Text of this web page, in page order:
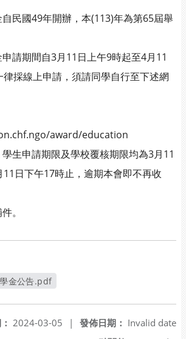
民國49年開辦，本(113)年為第65屆舉
請期間自3月11日上午9時起至4月11
律採線上申請，須請同學自行至下述網
award/education
生申請期限及學校覆核期限均為3月11
11日下午17時止，逾期本會即不再收
。
金公告.pdf
發佈日期： Invalid date
2024-03-05
|